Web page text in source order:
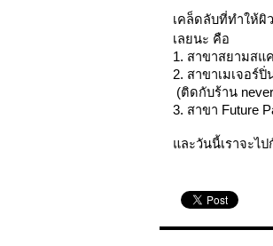
เคล็ดลับที่ทำให้ผิ
เลยนะ คือ
1. สาขาสยามสแ
2. สาขาเมเจอร์ปิ่
(ติดกับร้าน
3. สาขา Future
และวันนี้เราจะไ